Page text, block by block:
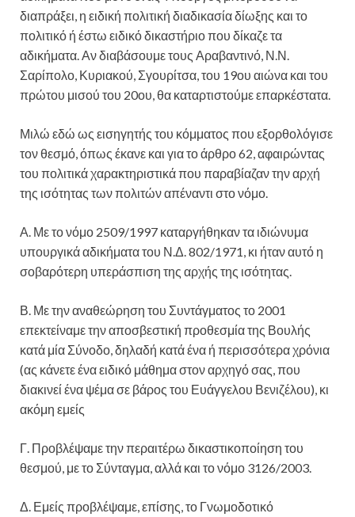
διαπράξει, η ειδική πολιτική διαδικασία δίωξης και το
πολιτικό ή έστω ειδικό δικαστήριο που δίκαζε τα
αδικήματα. Αν διαβάσουμε τους Αραβαντινό, Ν.Ν.
Σαρίπολο, Κυριακού, Σγουρίτσα, του 19ου αιώνα και του
πρώτου μισού του 20ου, θα καταρτιστούμε επαρκέστατα.
Μιλώ εδώ ως εισηγητής του κόμματος που εξορθολόγισε
τον θεσμό, όπως έκανε και για το άρθρο 62, αφαιρώντας
του πολιτικά χαρακτηριστικά που παραβίαζαν την αρχή
της ισότητας των πολιτών απέναντι στο νόμο.
Α. Με το νόμο 2509/1997 καταργήθηκαν τα ιδιώνυμα
υπουργικά αδικήματα του Ν.Δ. 802/1971, κι ήταν αυτό η
σοβαρότερη υπεράσπιση της αρχής της ισότητας.
Β. Με την αναθεώρηση του Συντάγματος το 2001
επεκτείναμε την αποσβεστική προθεσμία της Βουλής
κατά μία Σύνοδο, δηλαδή κατά ένα ή περισσότερα χρόνια
(ας κάνετε ένα ειδικό μάθημα στον αρχηγό σας, που
διακινεί ένα ψέμα σε βάρος του Ευάγγελου Βενιζέλου), κι
ακόμη εμείς
Γ. Προβλέψαμε την περαιτέρω δικαστικοποίηση του
θεσμού, με το Σύνταγμα, αλλά και το νόμο 3126/2003.
Δ. Εμείς προβλέψαμε, επίσης, το Γνωμοδοτικό